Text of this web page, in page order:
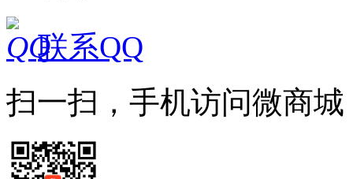
联系QQ
扫一扫，手机访问微商城